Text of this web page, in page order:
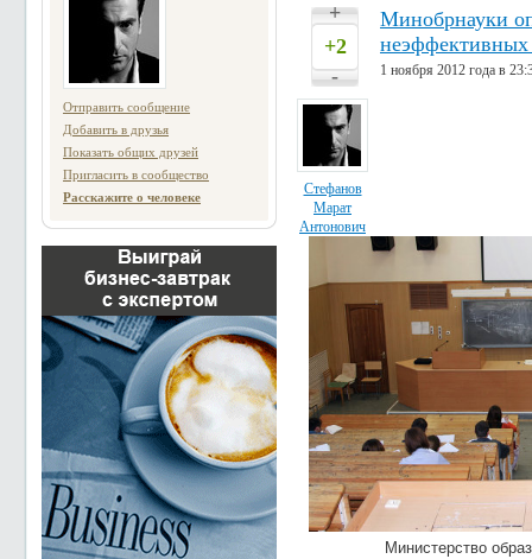
Отправить сообщение
Добавить в друзья
Показать общих друзей
Пригласить в сообщество
Расскажите о человеке
+
+2
-
Минобрнауки
неэффективных
1 ноября 2012 года в
Стефанов
Марат
Антонович
Министерство